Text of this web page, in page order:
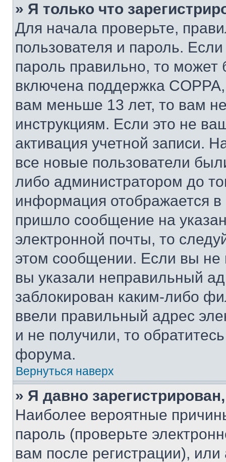
» Я только что
Для начала проверьте,
пользователя и пароль.
пароль правильно, то может
включена поддержка
вам меньше 13 лет, то вам
инструкциям. Если это не
активация учетной записи.
все новые пользователи
либо администратором до
информация отображается
пришло сообщение на
электронной почты, то
этом сообщении. Если вы
вы указали неправильный
заблокирован каким-либо
ввели правильный адрес
и не получили, то
форума.
Вернуться наверх
» Я давно
Наиболее вероятные
пароль (проверьте
вам после регистрации),